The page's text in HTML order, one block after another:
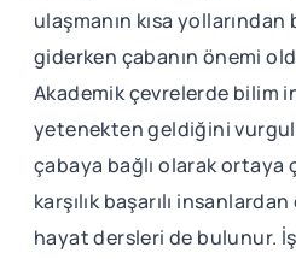
ulaşmanın kısa yollarından
giderken çabanın önemi
Akademik çevrelerde bilim
yetenekten geldiğini
çabaya bağlı olarak ortaya
karşılık başarılı
hayat dersleri de bulunur.